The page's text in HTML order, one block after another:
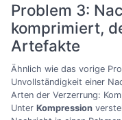
Problem 3:
komprimiert,
Artefakte
Ähnlich wie das vorige
Unvollständigkeit einer
Arten der Verzerrung:
Unter Kompression